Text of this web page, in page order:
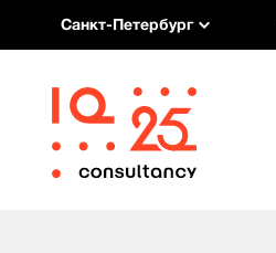
Санкт-Петербург